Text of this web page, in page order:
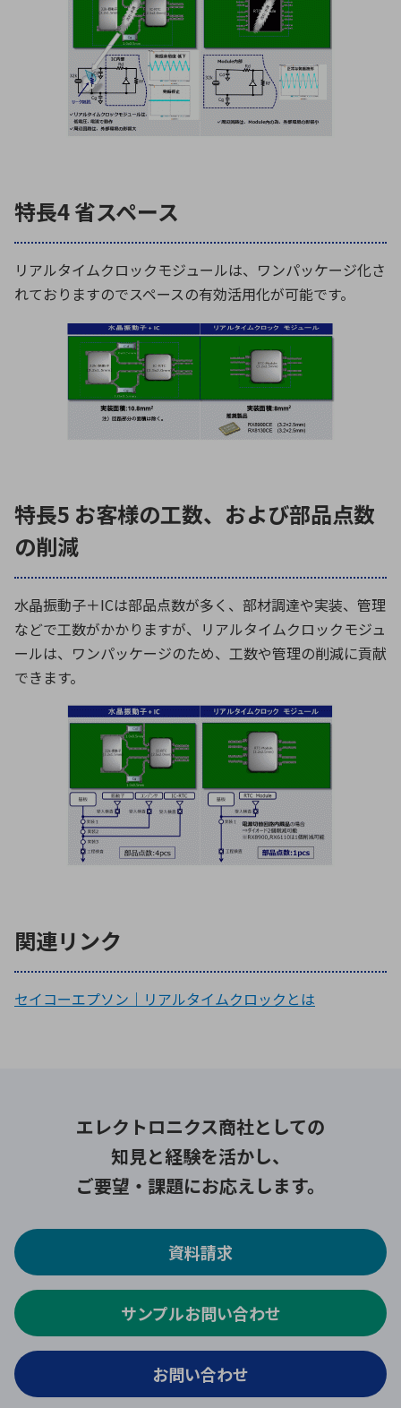
特長4 省スペース
リアルタイムクロックモジュールは、ワンパッケージ化さ
れておりますのでスペースの有効活用化が可能です。
特長5 お客様の工数、および部品点数
の削減
水晶振動子＋ICは部品点数が多く、部材調達や実装、管理
などで工数がかかりますが、リアルタイムクロックモジュ
ールは、ワンパッケージのため、工数や管理の削減に貢献
できます。
関連リンク
セイコーエプソン｜リアルタイムクロックとは
エレクトロニクス商社としての
知見と経験を活かし、
ご要望・課題にお応えします。
資料請求
サンプルお問い合わせ
お問い合わせ